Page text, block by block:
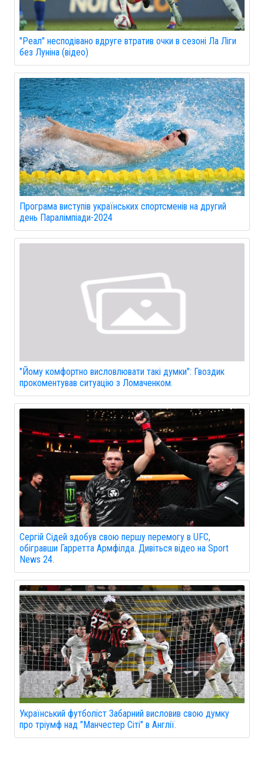
"Реал" несподівано вдруге втратив очки в сезоні Ла Ліги
без Луніна (відео)
Програма виступів українських спортсменів на другий
день Паралімпіади-2024
"Йому комфортно висловлювати такі думки": Гвоздик
прокоментував ситуацію з Ломаченком.
Сергій Сідей здобув свою першу перемогу в UFC,
обігравши Гарретта Армфілда. Дивіться відео на Sport
News 24.
Український футболіст Забарний висловив свою думку
про тріумф над "Манчестер Сіті" в Англії.